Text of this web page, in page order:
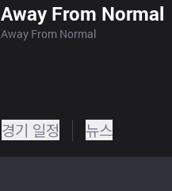
Away From Normal
Away From Normal
경기 일정 뉴스